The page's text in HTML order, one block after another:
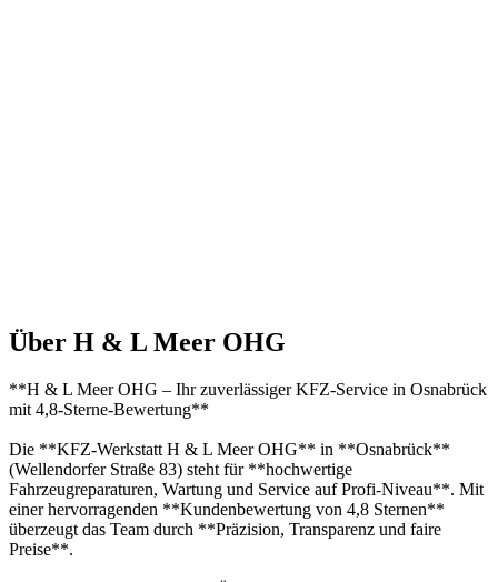
Über H & L Meer OHG
**H & L Meer OHG – Ihr zuverlässiger KFZ-Service in Osnabrück
mit 4,8-Sterne-Bewertung**
Die **KFZ-Werkstatt H & L Meer OHG** in **Osnabrück**
(Wellendorfer Straße 83) steht für **hochwertige
Fahrzeugreparaturen, Wartung und Service auf Profi-Niveau**. Mit
einer hervorragenden **Kundenbewertung von 4,8 Sternen**
überzeugt das Team durch **Präzision, Transparenz und faire
Preise**.